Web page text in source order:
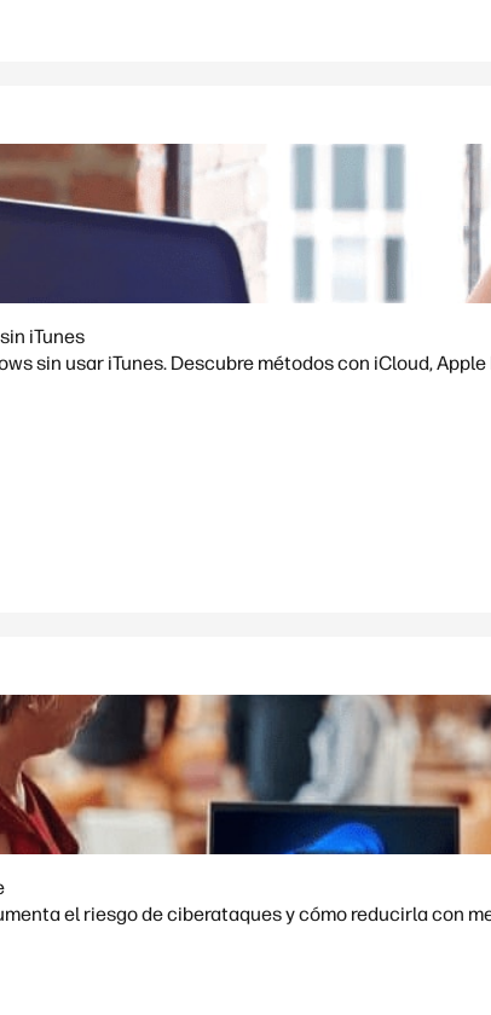
iTunes
sin usar iTunes. Descubre métodos con iCloud, Apple
el riesgo de ciberataques y cómo reducirla con